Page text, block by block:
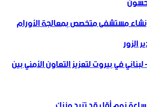
‌‏مستشفى متخصص بمعالجة الأورام
الزور
في بيروت لتعزيز التعاون ‏الأمني ‏بين